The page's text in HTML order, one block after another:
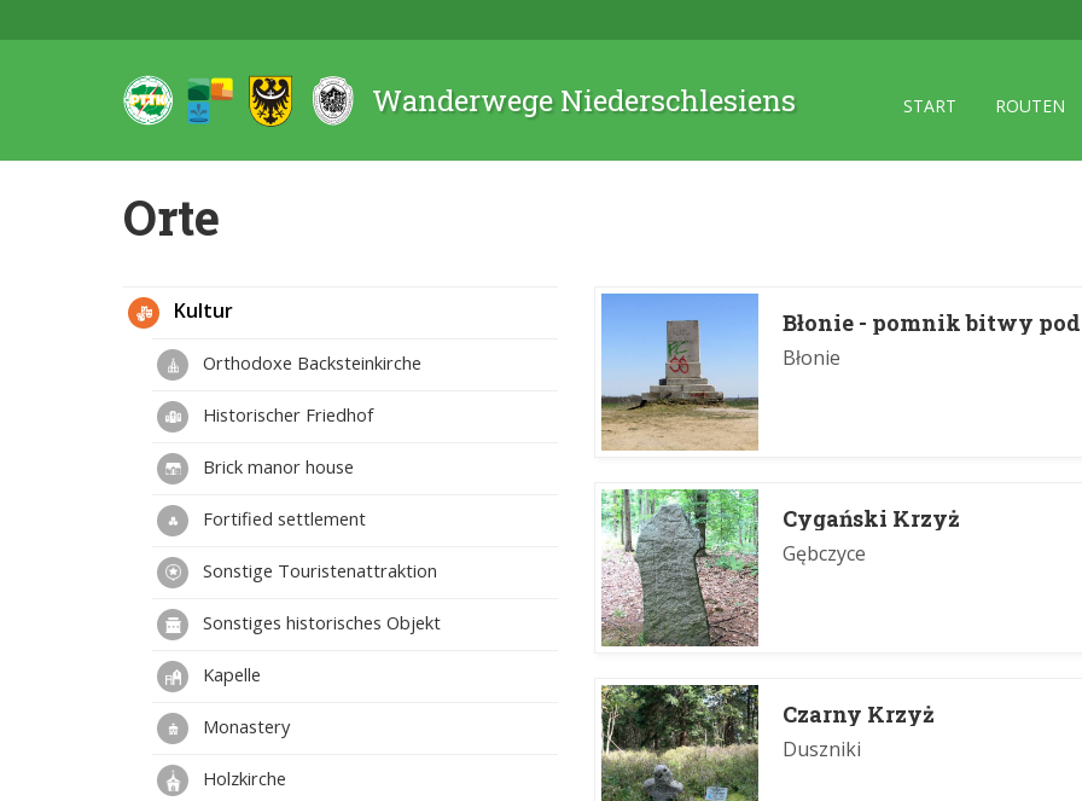
Wanderwege Niederschlesiens START ROUTEN
Orte
Błonie - pomnik bitwy
Błonie
Cygański Krzyż
Gębczyce
Czarny Krzyż
Duszniki
Kultur
Orthodoxe Backsteinkirche
Historischer Friedhof
Brick manor house
Fortified settlement
Sonstige Touristenattraktion
Sonstiges historisches Objekt
Kapelle
Monastery
Holzkirche